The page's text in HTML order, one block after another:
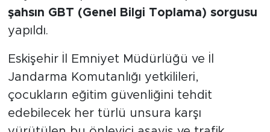
şahsın GBT (Genel Bilgi Toplama) sorgusu
yapıldı.
Eskişehir İl Emniyet Müdürlüğü ve İl
Jandarma Komutanlığı yetkilileri,
çocukların eğitim güvenliğini tehdit
edebilecek her türlü unsura karşı
yürütülen bu önleyici asayiş ve trafik